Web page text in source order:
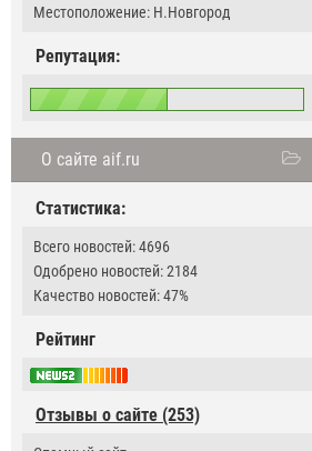
Местоположение: Н.Новгород
Репутация:
О сайте aif.ru
Статистика:
Всего новостей: 4696
Одобрено новостей: 2184
Качество новостей: 47%
Рейтинг
Отзывы о сайте (253)